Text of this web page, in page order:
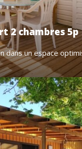
2 chambres 5p
dans un espace